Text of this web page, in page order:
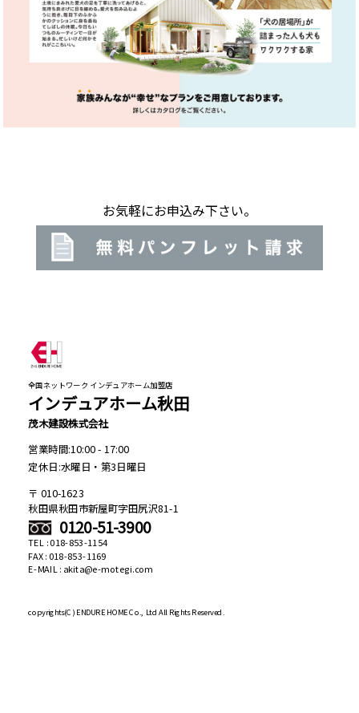
お気軽にお申込み下さい。
全国ネットワーク インデュアホーム加盟店
インデュアホーム秋田
茂木建設株式会社
営業時間:10:00 - 17:00
定休日:水曜日・第3日曜日
010-1623
秋田県秋田市新屋町字田尻沢81-1
0120-51-3900
TEL : 018-853-1154
FAX : 018-853-1169
E-MAIL : akita@e-motegi.com
copyrights(C)ENDURE HOME Co., Ltd All Rights Reserved.